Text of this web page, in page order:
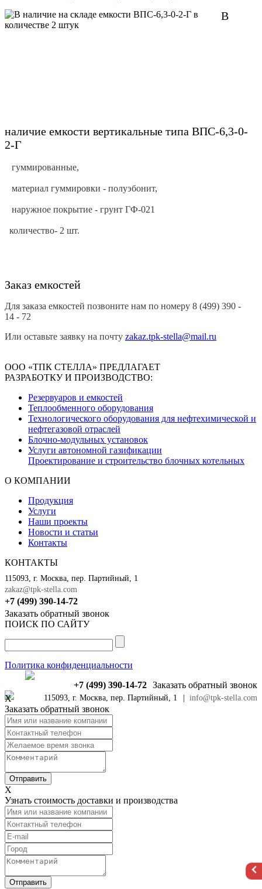
В
наличие емкости вертикальные типа ВПС-6,3-0-
2-Г
гуммированные,
материал гуммировки - полуэбонит,
наружное покрытие - грунт ГФ-021
количество- 2 шт.
Заказ емкостей
Для заказа емкостей позвоните нам по номеру 8 (499) 390 -
14 - 72
Или оставьте заявку на почту zakaz.tpk-stella@mail.ru
ООО «ТПК СТЕЛЛА» ПРЕДЛАГАЕТ
РАЗРАБОТКУ И ПРОИЗВОДСТВО:
Резервуаров и емкостей
Теплообменного оборудования
Технологического оборудования для нефтехимической и
нефтегазовой отраслей
Блочно-модульных установок
Услуги автономной газификации
Проектирование и строительство блочных котельных
О КОМПАНИИ
Продукция
Услуги
Наши проекты
Новости и статьи
Контакты
КОНТАКТЫ
115093, г. Москва, пер. Партийный, 1
zakaz@tpk-stella.com
+7 (499) 390-14-72
Заказать обратный звонок
ПОИСК ПО САЙТУ
Политика конфиденциальности
Заказать обратный звонок
+7 (499) 390-14-72
info@tpk-stella.com
115093, г. Москва, пер. Партийный, 1
X
Заказать обратный звонок
X
Узнать стоимость доставки и производства